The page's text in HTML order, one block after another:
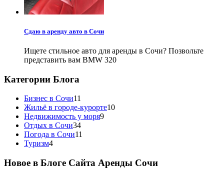
Сдаю в аренду авто в Сочи
Ищете стильное авто для аренды в Сочи? Позвольте
представить вам BMW 320
Категории Блога
Бизнес в Сочи11
Жильё в городе-курорте10
Недвижимость у моря9
Отдых в Сочи34
Погода в Сочи11
Туризм4
Новое в Блоге Сайта Аренды Сочи